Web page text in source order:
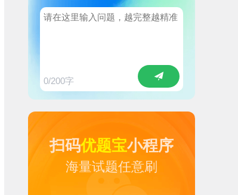
0/200字
扫码优题宝小程序
海量试题任意刷